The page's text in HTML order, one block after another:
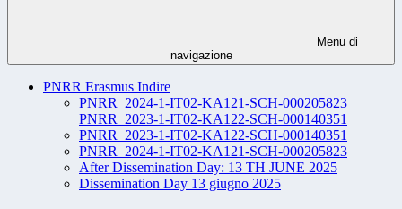
Menu di
navigazione
PNRR Erasmus Indire
PNRR_2024-1-IT02-KA121-SCH-000205823
PNRR_2023-1-IT02-KA122-SCH-000140351
PNRR_2023-1-IT02-KA122-SCH-000140351
PNRR_2024-1-IT02-KA121-SCH-000205823
After Dissemination Day: 13 TH JUNE 2025
Dissemination Day 13 giugno 2025